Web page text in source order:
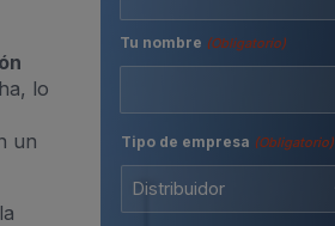
lo
un
Tu nombre (Obligatorio)
Nombre
Tipo de empresa (Obligatorio)